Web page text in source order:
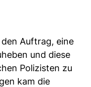
Auftrag, eine
und diese
Polizisten zu
kam die